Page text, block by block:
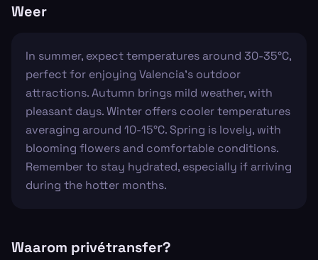
Weer
In summer, expect temperatures around 30-35°C,
perfect for enjoying Valencia’s outdoor
attractions. Autumn brings mild weather, with
pleasant days. Winter offers cooler temperatures
averaging around 10-15°C. Spring is lovely, with
blooming flowers and comfortable conditions.
Remember to stay hydrated, especially if arriving
during the hotter months.
Waarom privétransfer?